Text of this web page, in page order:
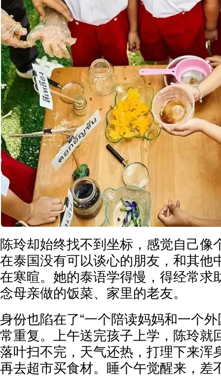
陈玲却始终找不到坐标，感觉自己像
在泰国没有可以谈心的朋友，和其他
在寒暄。她的泰语学得慢，得经常求
念母亲做的饭菜、家里的老友。
身份也陷在了“一个陪读妈妈和一个
常重复。上午送完孩子上学，陈玲就
落叶扫不完，天气还热，打理下来浑
再去超市买食材。睡个午觉醒来，差